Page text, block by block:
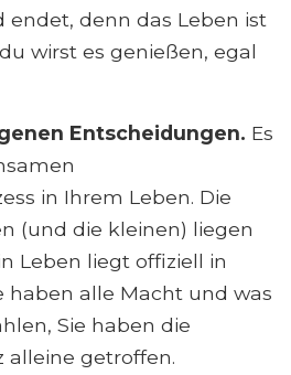
denn das Leben ist
wirst es genießen, egal
Entscheidungen. Es
in Ihrem Leben. Die
(und die kleinen) liegen
Leben liegt offiziell in
haben alle Macht und was
Sie haben die
alleine getroffen.